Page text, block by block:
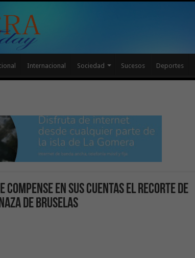
Internacional Sociedad Sucesos Deportes
compense en sus cuentas el recorte de
de Bruselas